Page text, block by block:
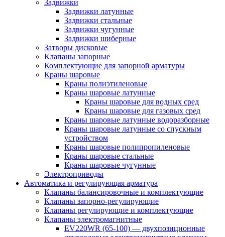
Задвижки
Задвижки латунные
Задвижки стальные
Задвижки чугунные
Задвижки шиберные
Затворы дисковые
Клапаны запорные
Комплектующие для запорной арматуры
Краны шаровые
Краны полиэтиленовые
Краны шаровые латунные
Краны шаровые для водных сред
Краны шаровые для газовых сред
Краны шаровые латунные водоразборные
Краны шаровые латунные со спускным
устройством
Краны шаровые полипропиленовые
Краны шаровые стальные
Краны шаровые чугунные
Электроприводы
Автоматика и регулирующая арматура
Клапаны балансировочные и комплектующие
Клапаны запорно-регулирующие
Клапаны регулирующие и комплектующие
Клапаны электромагнитные
EV220WR (65-100) — двухпозиционные